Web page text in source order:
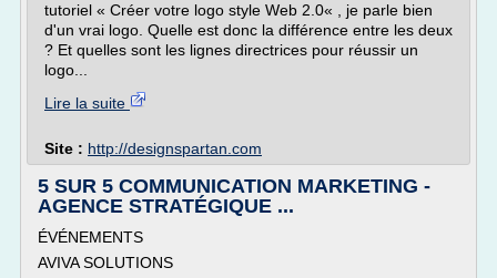
tutoriel « Créer votre logo style Web 2.0« , je parle bien
d'un vrai logo. Quelle est donc la différence entre les deux
? Et quelles sont les lignes directrices pour réussir un
logo...
Lire la suite
Site : http://designspartan.com
5 SUR 5 COMMUNICATION MARKETING -
AGENCE STRATÉGIQUE ...
ÉVÉNEMENTS
AVIVA SOLUTIONS